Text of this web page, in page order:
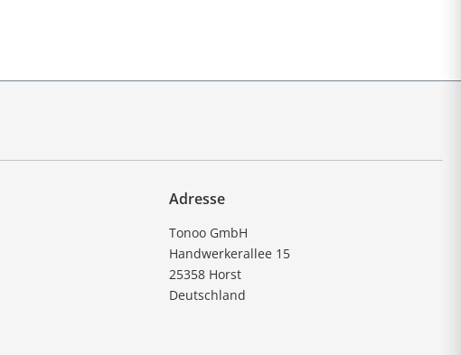
Adresse
Tonoo GmbH
Handwerkerallee 15
25358 Horst
Deutschland